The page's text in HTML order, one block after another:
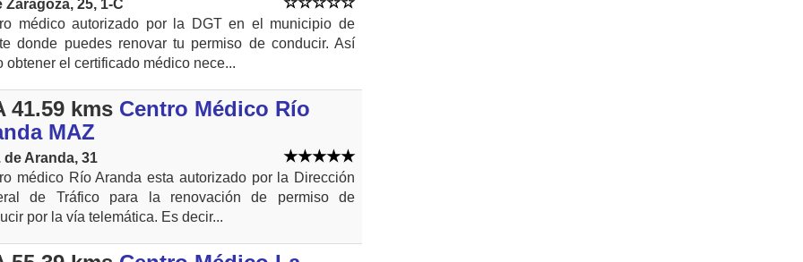
Zaragoza, 25, 1-C
médico autorizado por la DGT en el municipio de
donde puedes renovar tu permiso de conducir. Así
obtener el certificado médico nece...
41.59 kms Centro Médico Río
MAZ
de Aranda, 31
médico Río Aranda esta autorizado por la Dirección
de Tráfico para la renovación de permiso de
por la vía telemática. Es decir...